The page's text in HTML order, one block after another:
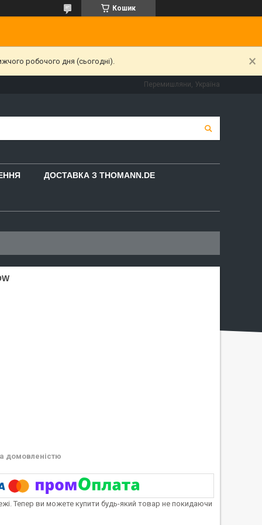
Кошик
робочого дня (сьогодні).
Перемишляни, Україна
ДОСТАВКА З THOMANN.DE
домовленістю
Тепер ви можете купити будь-який товар не покидаючи